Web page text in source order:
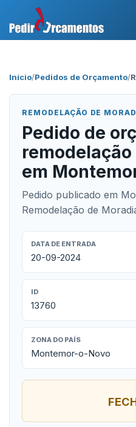
Início/Pedidos de Orçamento/
REMODELAÇÃO DE
Pedido de
em
Pedido publicado em
Remodelação de
DATA DE ENTRADA
20-09-2024
ID
13760
ZONA DO PAÍS
Montemor-o-Novo
Área Profissional
Como Funciona?
Testemunhos